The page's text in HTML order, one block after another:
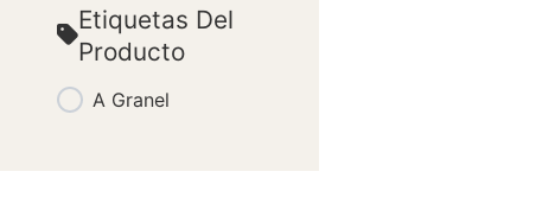
Etiquetas Del
Producto
A Granel